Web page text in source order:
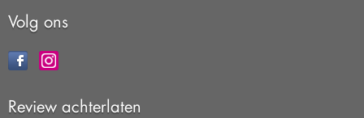
Volg ons
Review achterlaten